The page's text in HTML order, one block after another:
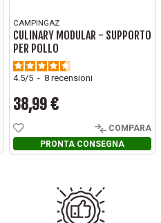
CAMPINGAZ
CULINARY MODULAR - SUPPORTO
PER POLLO
4.5/5 - 8 recensioni
Prezzo
38,99 €
COMPARA
PRONTA CONSEGNA